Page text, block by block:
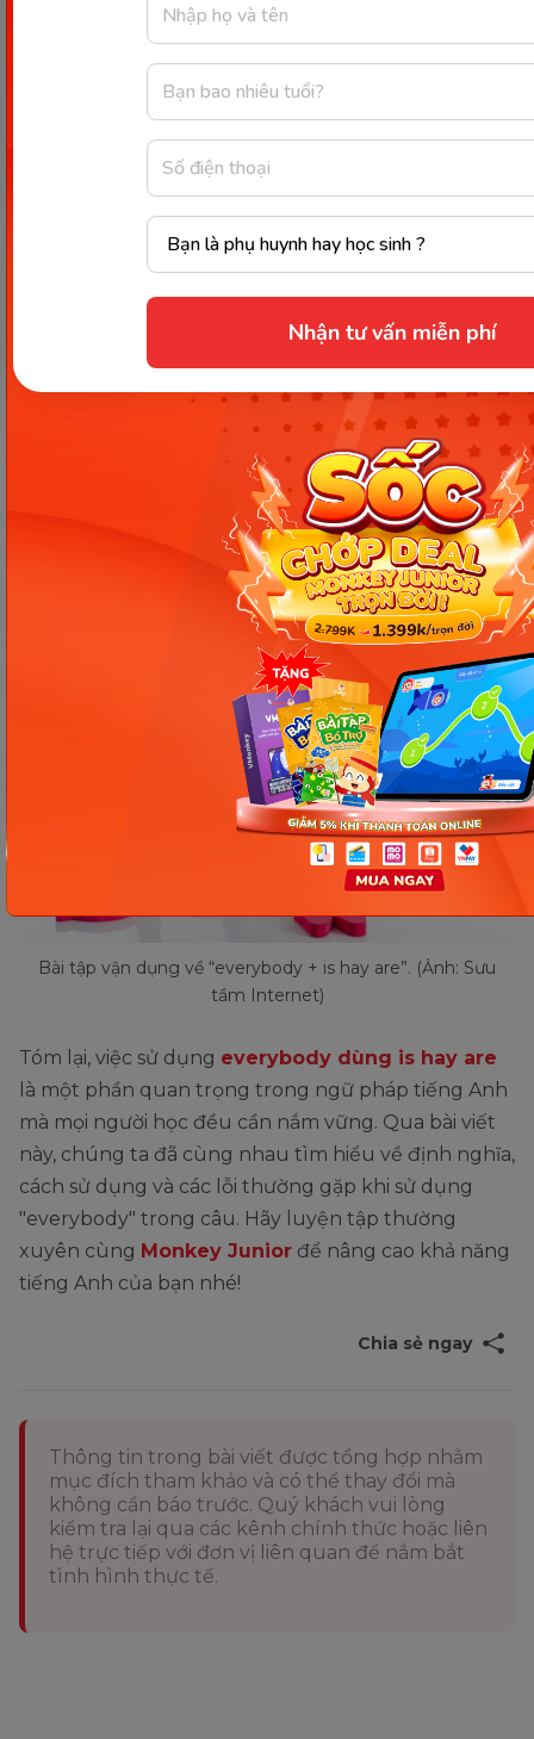
Nhận tư vấn miễn phí
___ likes to be appreciated for their work. Đáp
10. Dùng "everybody" để đặt câu:
Dùng "everybody" trong câu khẳng định. Đáp
án: Everybody loves weekends.
Dùng "everybody" trong câu nghi vấn. Đáp án:
Does everybody understand the instructions?
11. Chọn câu đồng nghĩa đúng nhất với câu cho sẵn:
“Everybody enjoys the music.”
A. Nobody dislikes the music.
B. Some people dislike the music.
C. Anybody enjoys the music.
Đáp án: A. Nobody dislikes the music.
Bài tập vận dụng về “everybody + is hay are”. (Ảnh: Sưu
tầm Internet)
Tóm lại, việc sử dụng everybody dùng is hay are
là một phần quan trọng trong ngữ pháp tiếng Anh
mà mọi người học đều cần nắm vững. Qua bài viết
này, chúng ta đã cùng nhau tìm hiểu về định nghĩa,
cách sử dụng và các lỗi thường gặp khi sử dụng
"everybody" trong câu. Hãy luyện tập thường
xuyên cùng Monkey Junior để nâng cao khả năng
tiếng Anh của bạn nhé!
Chia sẻ ngay
Thông tin trong bài viết được tổng hợp nhằm
mục đích tham khảo và có thể thay đổi mà
không cần báo trước. Quý khách vui lòng
kiểm tra lại qua các kênh chính thức hoặc liên
hệ trực tiếp với đơn vị liên quan để nắm bắt
tình hình thực tế.